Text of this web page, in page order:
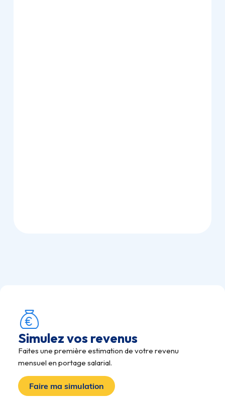
Simulez vos revenus
Faites une première estimation de votre revenu
mensuel en portage salarial.
Faire ma simulation